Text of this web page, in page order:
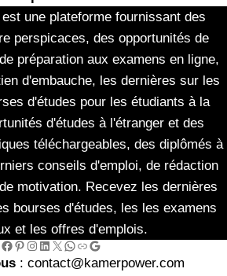
une plateforme fournissant des
perspicaces, des opportunités de
préparation aux examens en ligne,
d'embauche, les dernières sur les
d'études pour les étudiants à la
d'études à l'étranger et des
téléchargeables, des diplômés à
conseils d'emploi, de rédaction
motivation. Recevez les dernières
bourses d'études, les les examens
et les offres d'emplois.
Facebook Pinterest Instagram LinkedIn X WhatsApp Link Google
: contact@kamerpower.com